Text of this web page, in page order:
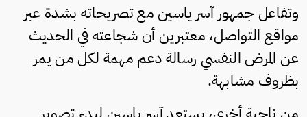
وتفاعل جمهور آسر ياسين مع تصريحاته بشدة عبر
مواقع التواصل، معتبرين أن شجاعته في الحديث
عن المرض النفسي رسالة دعم مهمة لكل من يمر
بظروف مشابهة.